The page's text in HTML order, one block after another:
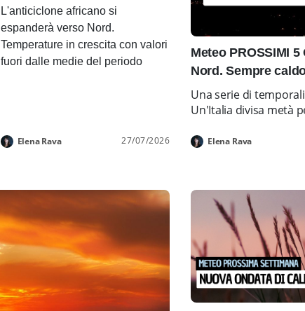
L'anticiclone africano si
espanderà verso Nord.
Temperature in crescita con valori
fuori dalle medie del periodo
Elena Rava 27/07/2026
Meteo PROSSIMI
Nord. Sempre
Una serie di
Un'Italia divisa metà
Elena Rava